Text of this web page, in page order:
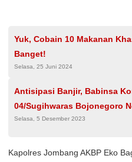
Yuk, Cobain 10 Makanan
Banget!
Selasa, 25 Juni 2024
Antisipasi Banjir, Babinsa
04/Sugihwaras Bojonegoro
Saluran Air
Selasa, 5 Desember 2023
Kapolres Jombang AKBP Eko